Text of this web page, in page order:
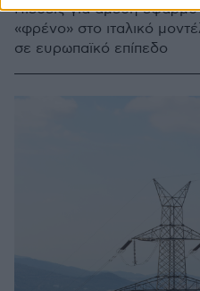
Πιέσεις για άμεση
«φρένο» στο ιταλικό
σε ευρωπαϊκό επίπεδο